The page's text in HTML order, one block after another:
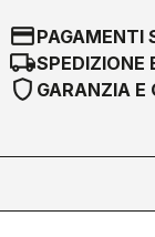
credit_cardPAGAMENTI
local_shippingSPEDIZIONE
shield GARANZIA E